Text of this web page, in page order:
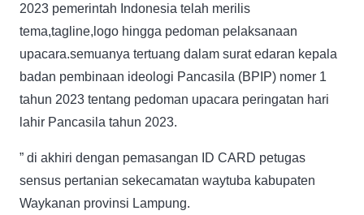
2023 pemerintah Indonesia telah merilis
tema,tagline,logo hingga pedoman pelaksanaan
upacara.semuanya tertuang dalam surat edaran kepala
badan pembinaan ideologi Pancasila (BPIP) nomer 1
tahun 2023 tentang pedoman upacara peringatan hari
lahir Pancasila tahun 2023.
” di akhiri dengan pemasangan ID CARD petugas
sensus pertanian sekecamatan waytuba kabupaten
Waykanan provinsi Lampung.